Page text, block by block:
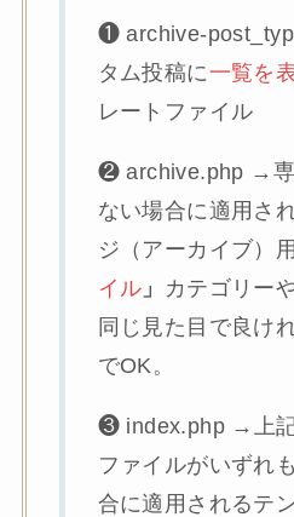
❶ archive-
タム投稿に一覧を
レートファイル
❷ archive.php →専
ない場合に適用さ
ジ（アーカイブ）
イル 」
カテゴリー
同じ見た目で良け
でOK。
❸ index.php →上記
ファイルがいずれ
合に適用されるテ